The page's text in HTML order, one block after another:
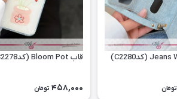
تومان
قاب Bloom Pot (کدC2278)
458,000 تومان